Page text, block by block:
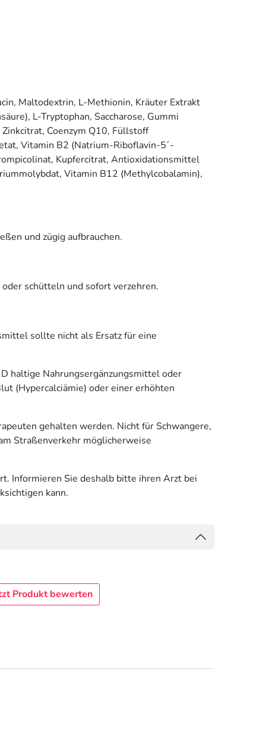
Maltodextrin, L-Methionin, Kräuter Extrakt
L-Tryptophan, Saccharose, Gummi
Coenzym Q10, Füllstoff
Vitamin B2 (Natrium-Riboflavin-5´-
Kupfercitrat, Antioxidationsmittel
Vitamin B12 (Methylcobalamin),
und zügig aufbrauchen.
schütteln und sofort verzehren.
sollte nicht als Ersatz für eine
haltige Nahrungsergänzungsmittel oder
(Hypercalciämie) oder einer erhöhten
gehalten werden. Nicht für Schwangere,
Straßenverkehr möglicherweise
Informieren Sie deshalb bitte ihren Arzt bei
kann.
Produkt bewerten